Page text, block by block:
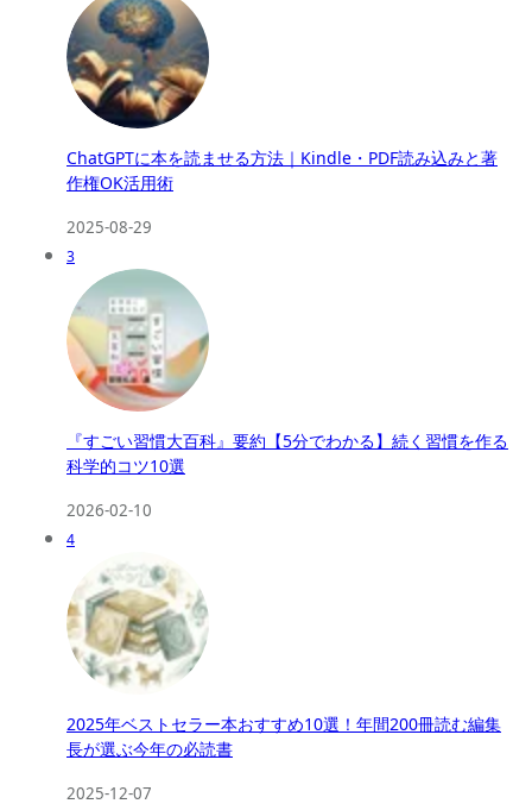
ChatGPTに本を読ませる方法｜Kindle・PDF読み込みと著
作権OK活用術
2025-08-29
3
『すごい習慣大百科』要約【5分でわかる】続く習慣を作る
科学的コツ10選
2026-02-10
4
2025年ベストセラー本おすすめ10選！年間200冊読む編集
長が選ぶ今年の必読書
2025-12-07